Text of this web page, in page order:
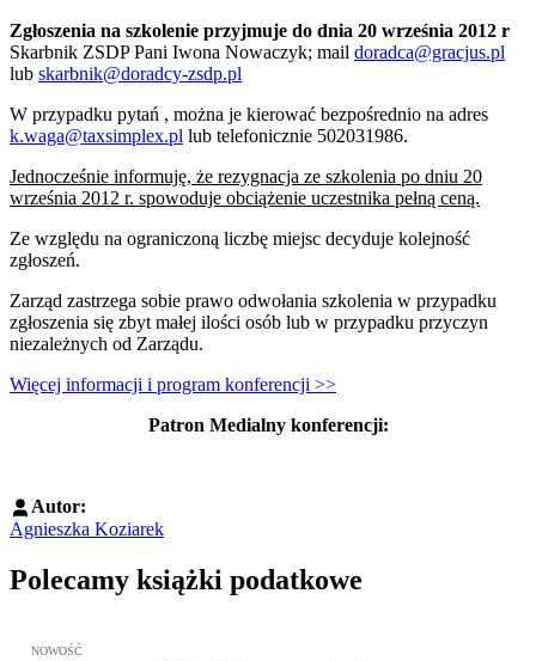
Zgłoszenia na szkolenie przyjmuje do dnia 20 września 2012 r
Skarbnik ZSDP Pani Iwona Nowaczyk; mail doradca@gracjus.pl
lub skarbnik@doradcy-zsdp.pl
W przypadku pytań , można je kierować bezpośrednio na adres
k.waga@taxsimplex.pl lub telefonicznie 502031986.
Jednocześnie informuję, że rezygnacja ze szkolenia po dniu 20
września 2012 r. spowoduje obciążenie uczestnika pełną ceną.
Ze względu na ograniczoną liczbę miejsc decyduje kolejność
zgłoszeń.
Zarząd zastrzega sobie prawo odwołania szkolenia w przypadku
zgłoszenia się zbyt małej ilości osób lub w przypadku przyczyn
niezależnych od Zarządu.
Więcej informacji i program konferencji >>
Patron Medialny konferencji:
Autor:
Agnieszka Koziarek
Polecamy książki podatkowe
Przejdź do: JPK_VAT krok po kroku ebook, Patrycja Kubiesa -
NOWOŚĆ